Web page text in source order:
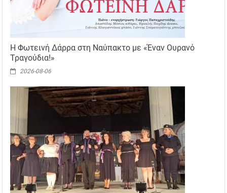
Η Φωτεινή Δάρρα στη Ναύπακτο με «Έναν Ουρανό
Τραγούδια!»
2026-08-06